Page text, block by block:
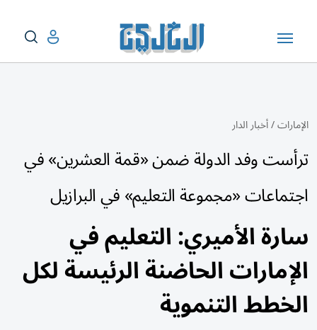
الإمارات/أخبار الدار
ترأست وفد الدولة ضمن «قمة العشرين» في
اجتماعات «مجموعة التعليم» في البرازيل
سارة الأميري: التعليم في
الإمارات الحاضنة الرئيسة لكل
الخطط التنموية